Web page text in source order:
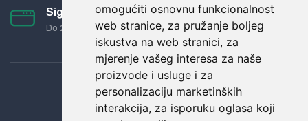
omogućiti osnovnu funkcionalnost
web stranice, za pružanje boljeg
iskustva na web stranici, za
mjerenje vašeg interesa za naše
proizvode i usluge i za
personalizaciju marketinških
interakcija, za isporuku oglasa koji
Sigurno obročno plaćanje
Do 24 rata bez kamata